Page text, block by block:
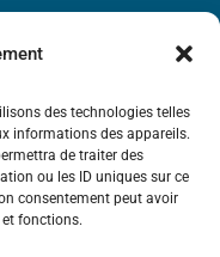
des technologies telles
informations des appareils.
de traiter des
ou les ID uniques sur ce
consentement peut avoir
fonctions.
d’André-
9412Z TVA intra-